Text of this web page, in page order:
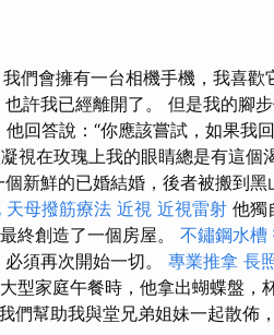
會擁有一台相機手機，我喜歡
許我已經離開了。 但是我的腳
回答說：“你應該嘗試，如果我
視在玫瑰上我的眼睛總是有這個
新鮮的已婚結婚，後者被搬到黑
天母撥筋療法 近視 近視雷射 他獨
終創造了一個房屋。 不鏽鋼水槽
須再次開始一切。 專業推拿 長
型家庭午餐時，他拿出蝴蝶盤，
們幫助我與堂兄弟姐妹一起散佈